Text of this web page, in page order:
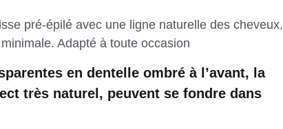
pré-épilé avec une ligne naturelle des cheveux,
Adapté à toute occasion
en dentelle ombré à l’avant, la
très naturel, peuvent se fondre dans